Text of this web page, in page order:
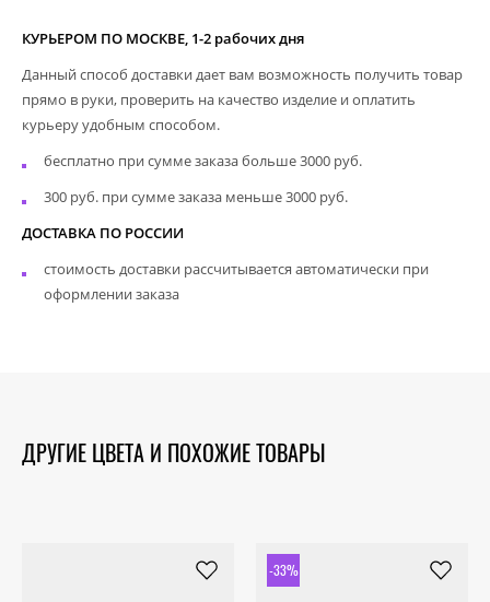
КУРЬЕРОМ ПО МОСКВЕ, 1-2 рабочих дня
Данный способ доставки дает вам возможность получить товар
прямо в руки, проверить на качество изделие и оплатить
курьеру удобным способом.
бесплатно при сумме заказа больше 3000 руб.
300 руб. при сумме заказа меньше 3000 руб.
ДОСТАВКА ПО РОССИИ
стоимость доставки рассчитывается автоматически при
оформлении заказа
ДРУГИЕ ЦВЕТА И ПОХОЖИЕ ТОВАРЫ
-33%